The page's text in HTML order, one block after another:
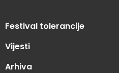
Festival tolerancije
Vijesti
Arhiva